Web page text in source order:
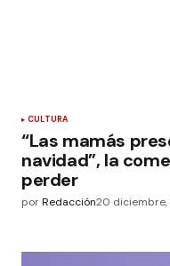
CULTURA
“Las mamás
navidad”, la
perder
porRedacción20 diciembre,